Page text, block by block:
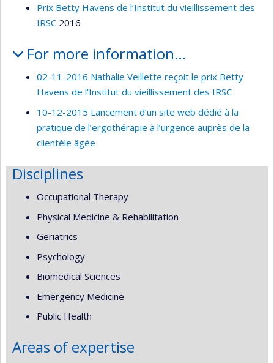
Prix Betty Havens de l’Institut du vieillissement des
IRSC 2016
For more information…
02-11-2016 Nathalie Veillette reçoit le prix Betty
Havens de l’Institut du vieillissement des IRSC
10-12-2015 Lancement d’un site web dédié à la
pratique de l’ergothérapie à l’urgence auprès de la
clientèle âgée
Disciplines
Occupational Therapy
Physical Medicine & Rehabilitation
Geriatrics
Psychology
Biomedical Sciences
Emergency Medicine
Public Health
Areas of expertise